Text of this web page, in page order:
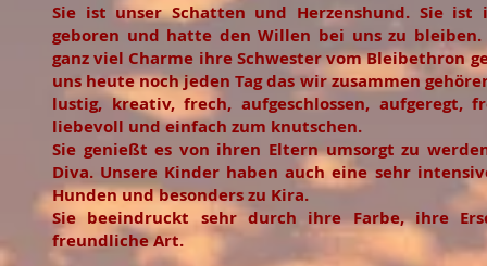
Sie ist unser Schatten und Herzenshund. Sie ist
geboren und hatte den Willen bei uns zu
ganz viel Charme ihre Schwester vom Bleibethron
uns heute noch jeden Tag das wir zusammen
lustig, kreativ, frech, aufgeschlossen, aufgeregt,
liebevoll und einfach zum knutschen.
Sie genießt es von ihren Eltern umsorgt zu
Diva. Unsere Kinder haben auch eine sehr
Hunden und besonders zu Kira.
Sie beeindruckt sehr durch ihre Farbe, ihre
freundliche Art.